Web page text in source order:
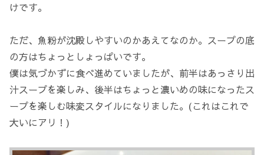
けです。
ただ、魚粉が沈殿しやすいのかあえてなのか。スープの底
の方はちょっとしょっぱいです。
僕は気づかずに食べ進めていましたが、前半はあっさり出
汁スープを楽しみ、後半はちょっと濃いめの味になったス
ープを楽しむ味変スタイルになりました。(これはこれで
大いにアリ！)